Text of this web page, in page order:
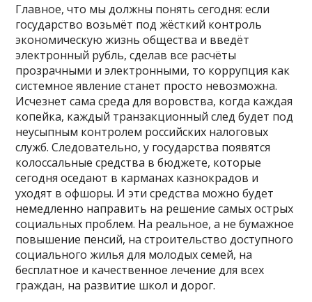
Главное, что мы должны понять сегодня: если
государство возьмёт под жёсткий контроль
экономическую жизнь общества и введёт
электронный рубль, сделав все расчёты
прозрачными и электронными, то коррупция как
системное явление станет просто невозможна.
Исчезнет сама среда для воровства, когда каждая
копейка, каждый транзакционный след будет под
неусыпным контролем российских налоговых
служб. Следовательно, у государства появятся
колоссальные средства в бюджете, которые
сегодня оседают в карманах казнокрадов и
уходят в офшоры. И эти средства можно будет
немедленно направить на решение самых острых
социальных проблем. На реальное, а не бумажное
повышение пенсий, на строительство доступного
социального жилья для молодых семей, на
бесплатное и качественное лечение для всех
граждан, на развитие школ и дорог.